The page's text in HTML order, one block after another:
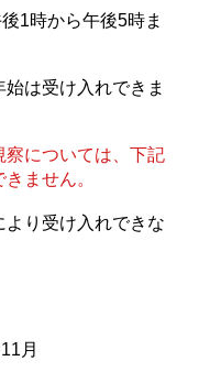
1時から午後5時ま
は受け入れできま
察については、下記
ません。
り受け入れできな
月